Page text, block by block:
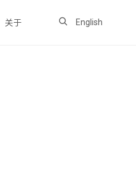
关于 English